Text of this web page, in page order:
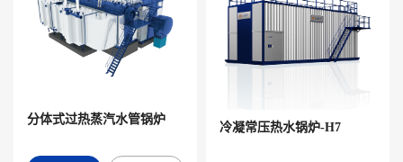
分体式过热蒸汽水管锅炉
冷凝常压热水锅炉-H7